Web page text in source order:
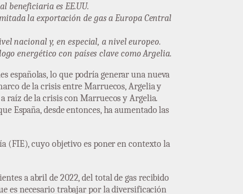
beneficiaria es EE.UU.
la exportación de gas a Europa Central
nacional y, en especial, a nivel europeo.
energético con países clave como Argelia.
españolas, lo que podría generar una nueva
de la crisis entre Marruecos, Argelia y
raíz de la crisis con Marruecos y Argelia.
España, desde entonces, ha aumentado las
(FIE), cuyo objetivo es poner en contexto la
a abril de 2022, del total de gas recibido
es necesario trabajar por la diversificación